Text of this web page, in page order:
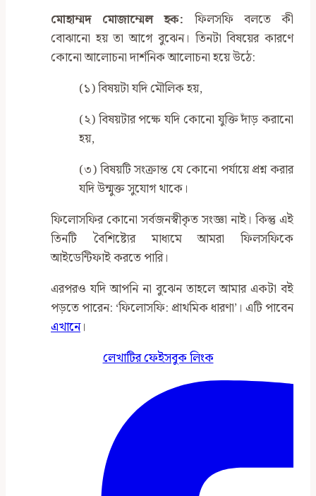
মোহাম্মদ মোজাম্মেল হক: ফিলসফি বলতে কী
বোঝানো হয় তা আগে বুঝেন। তিনটা বিষয়ের কারণে
কোনো আলোচনা দার্শনিক আলোচনা হয়ে উঠে:
(১) বিষয়টা যদি মৌলিক হয়,
(২) বিষয়টার পক্ষে যদি কোনো যুক্তি দাঁড় করানো
হয়,
(৩) বিষয়টি সংক্রান্ত যে কোনো পর্যায়ে প্রশ্ন করার
যদি উন্মুক্ত সুযোগ থাকে।
ফিলোসফির কোনো সর্বজনস্বীকৃত সংজ্ঞা নাই। কিন্তু এই
তিনটি বৈশিষ্ট্যের মাধ্যমে আমরা ফিলসফিকে
আইডেন্টিফাই করতে পারি।
এরপরও যদি আপনি না বুঝেন তাহলে আমার একটা বই
পড়তে পারেন: ‘ফিলোসফি: প্রাথমিক ধারণা’। এটি পাবেন
এখানে।
লেখাটির ফেইসবুক লিংক